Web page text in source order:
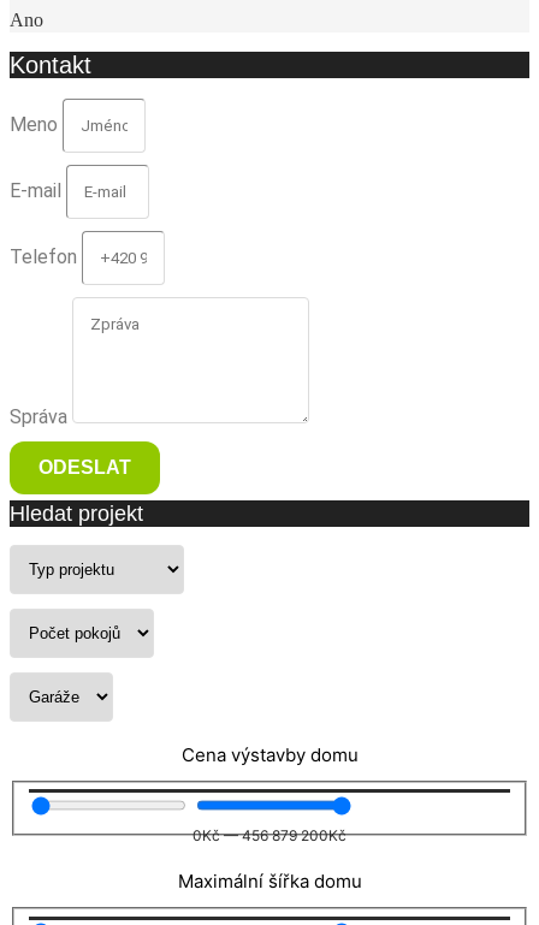
Ano
Kontakt
Meno
E-mail
Telefon
Správa
ODESLAT
Hledat projekt
Cena výstavby domu
0Kč—456 879 200Kč
Maximální šířka domu